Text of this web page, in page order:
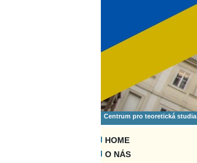
Centrum pro teoretická studia
HOME
O NÁS